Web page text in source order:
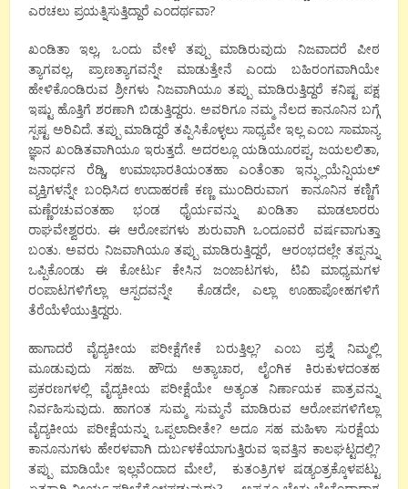
ಎರಚಲು ಪ್ರಯತ್ನಿಸುತ್ತಿದ್ದಾರೆ ಎಂದರ್ಥವಾ?
ಖಂಡಿತಾ ಇಲ್ಲ, ಒಂದು ವೇಳೆ ತಪ್ಪು ಮಾಡಿರುವುದು ನಿಜವಾದರೆ ಪೀಠ
ತ್ಯಾಗವಲ್ಲ, ಪ್ರಾಣತ್ಯಾಗವನ್ನೇ ಮಾಡುತ್ತೇನೆ ಎಂದು ಬಹಿರಂಗವಾಗಿಯೇ
ಹೇಳಿಕೊಂಡಿರುವ ಶ್ರೀಗಳು ನಿಜವಾಗಿಯೂ ತಪ್ಪು ಮಾಡಿರುತ್ತಿದ್ದರೆ ಕನಿಷ್ಟ ಪಕ್ಷ
ಇಷ್ಟು ಹೊತ್ತಿಗೆ ಶರಣಾಗಿ ಬಿಡುತ್ತಿದ್ದರು. ಅವರಿಗೂ ನಮ್ಮ ನೆಲದ ಕಾನೂನಿನ ಬಗ್ಗೆ
ಸ್ಪಷ್ಟ ಅರಿವಿದೆ. ತಪ್ಪು ಮಾಡಿದ್ದರೆ ತಪ್ಪಿಸಿಕೊಳ್ಳಲು ಸಾಧ್ಯವೇ ಇಲ್ಲ ಎಂಬ ಸಾಮಾನ್ಯ
ಜ್ಞಾನ ಖಂಡಿತವಾಗಿಯೂ ಇರುತ್ತದೆ. ಅದರಲ್ಲೂ ಯಡಿಯೂರಪ್ಪ, ಜಯಲಲಿತಾ,
ಜನಾರ್ಧನ ರೆಡ್ಡಿ, ಉಮಾಭಾರತಿಯಂತಹಾ ಎಂತೆಂತಾ ಇನ್ಫ್ಲುಯೆನ್ಷಿಯಲ್
ವ್ಯಕ್ತಿಗಳನ್ನೇ ಬಂಧಿಸಿದ ಉದಾಹರಣೆ ಕಣ್ಣ ಮುಂದಿರುವಾಗ ಕಾನೂನಿನ ಕಣ್ಣಿಗೆ
ಮಣ್ಣೆರಚುವಂತಹಾ ಭಂಡ ಧೈರ್ಯವನ್ನು ಖಂಡಿತಾ ಮಾಡಲಾರರು
ರಾಘವೇಶ್ವರರು. ಈ ಆರೋಪಗಳು ಶುರುವಾಗಿ ಒಂದೂವರೆ ವರ್ಷವಾಗುತ್ತಾ
ಬಂತು. ಅವರು ನಿಜವಾಗಿಯೂ ತಪ್ಪು ಮಾಡಿರುತ್ತಿದ್ದರೆ, ಆರಂಭದಲ್ಲೇ ತಪ್ಪನ್ನು
ಒಪ್ಪಿಕೊಂಡು ಈ ಕೋರ್ಟು ಕೇಸಿನ ಜಂಜಾಟಗಳು, ಟಿವಿ ಮಾಧ್ಯಮಗಳ
ರಂಪಾಟಗಳಿಗೆಲ್ಲಾ ಆಸ್ಪದವನ್ನೇ ಕೊಡದೇ, ಎಲ್ಲಾ ಊಹಾಪೋಹಗಳಿಗೆ
ತೆರೆಯೆಳೆಯುತ್ತಿದ್ದರು.
ಹಾಗಾದರೆ ವೈದ್ಯಕೀಯ ಪರೀಕ್ಷೆಗೇಕೆ ಬರುತ್ತಿಲ್ಲ? ಎಂಬ ಪ್ರಶ್ನೆ ನಿಮ್ಮಲ್ಲಿ
ಮೂಡುವುದು ಸಹಜ. ಹೌದು ಅತ್ಯಾಚಾರ, ಲೈಂಗಿಕ ಕಿರುಕುಳದಂತಹ
ಪ್ರಕರಣಗಳಲ್ಲಿ ವೈದ್ಯಕೀಯ ಪರೀಕ್ಷೆಯೇ ಅತ್ಯಂತ ನಿರ್ಣಾಯಕ ಪಾತ್ರವನ್ನು
ನಿರ್ವಹಿಸುವುದು. ಹಾಗಂತ ಸುಮ್ಮ ಸುಮ್ಮನೆ ಮಾಡಿರುವ ಆರೋಪಗಳಿಗೆಲ್ಲಾ
ವೈದ್ಯಕೀಯ ಪರೀಕ್ಷೆಯನ್ನು ಒಪ್ಪಲಾದೀತೇ? ಅದೂ ಸಹ ಮಹಿಳಾ ಸುರಕ್ಷೆಯ
ಕಾನೂನುಗಳು ಹೇರಳವಾಗಿ ದುರ್ಬಳಕೆಯಾಗುತ್ತಿರುವ ಇವತ್ತಿನ ಕಾಲಘಟ್ಟದಲ್ಲಿ?
ತಪ್ಪು ಮಾಡಿಯೇ ಇಲ್ಲವೆಂದಾದ ಮೇಲೆ, ಕುತಂತ್ರಿಗಳ ಷಡ್ಯಂತ್ರಕ್ಕೊಳಪಟ್ಟು